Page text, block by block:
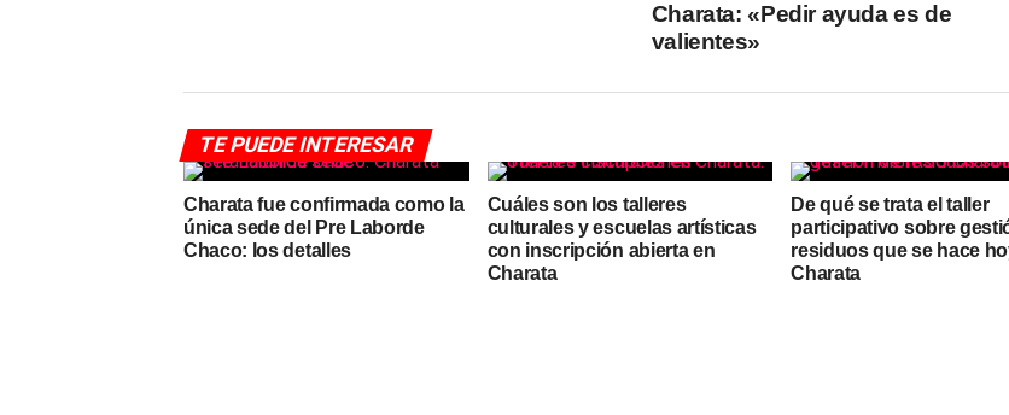
Charata: «Pedir ayuda es de
valientes»
TE PUEDE INTERESAR
Charata fue confirmada como la
única sede del Pre Laborde
Chaco: los detalles
Cuáles son los talleres
culturales y escuelas artísticas
con inscripción abierta en
Charata
De qué se trata el taller
participativo sobre
residuos que se hace
Charata